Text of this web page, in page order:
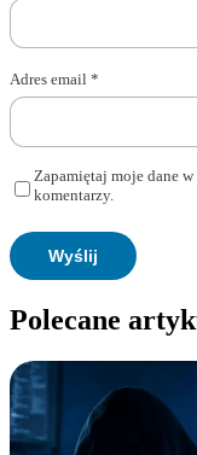
Adres email *
Zapamiętaj moje dane
komentarzy.
Polecane